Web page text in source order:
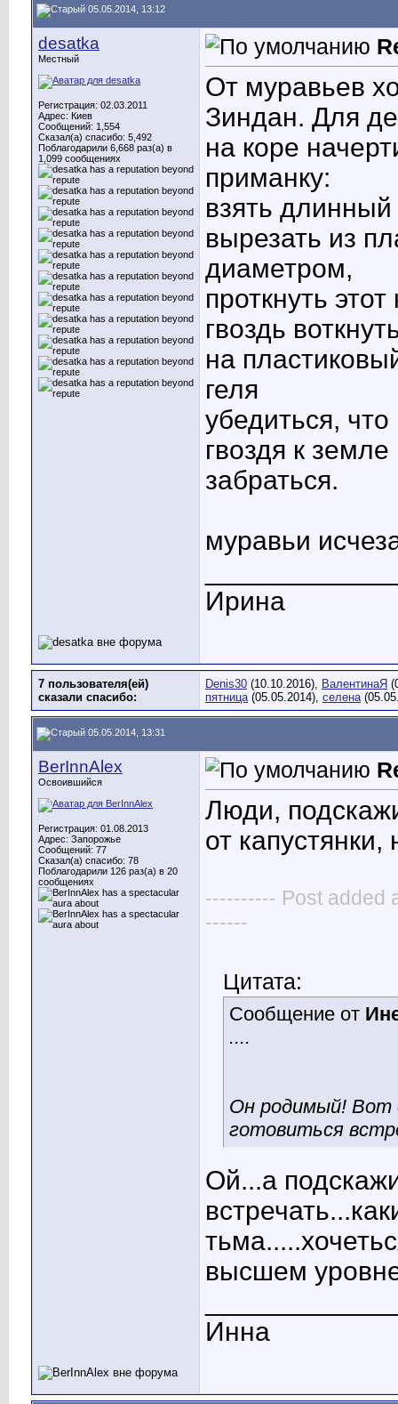
05.05.2014, 13:12
desatka
Местный
Регистрация: 02.03.2011
Адрес: Киев
Сообщений: 1,554
Сказал(а) спасибо: 5,492
Поблагодарили 6,668 раз(а) в
1,099 сообщениях
От муравьев
Зиндан. Для
на коре
приманку:
взять
вырезать из
диаметром,
проткнуть
гвоздь
на
геля
убедиться,
гвоздя к
забраться.
муравьи
Ирина
7 пользователя(ей)
сказали cпасибо:
Denis30 (10.10.2016), ВалентинаЯ
пятница(05.05.2014), селена
05.05.2014, 13:31
BerInnAlex
Освоившийся
Регистрация: 01.08.2013
Адрес: Запорожье
Сообщений: 77
Сказал(а) спасибо: 78
Поблагодарили 126 раз(а) в 20
сообщениях
Люди,
от
---------- Post added
------
Цитата:
Сообщение от
....
Он родимый! Вот
готовиться
Ой...а
высшем
Инна